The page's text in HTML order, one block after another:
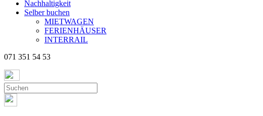
Nachhaltigkeit
Selber buchen
MIETWAGEN
FERIENHÄUSER
INTERRAIL
071 351 54 53